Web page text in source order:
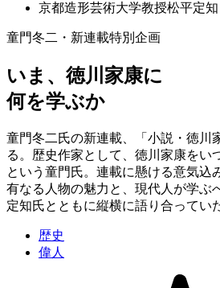
京都造形芸術大学教授松平定知
童門冬二・新連載特別企画
いま、徳川家康に
何を学ぶか
童門冬二氏の新連載、「小説・徳川
る。歴史作家として、徳川家康をい
という童門氏。連載に懸ける意気込
有なる人物の魅力と、現代人が学ぶ
定知氏とともに縦横に語り合ってい
歴史
偉人